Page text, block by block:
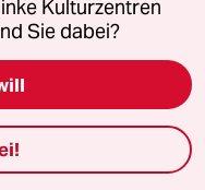
Impressum AGB
(Ads)
Kulturzentren
Sie dabei?